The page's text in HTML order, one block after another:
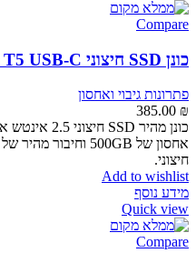
Compare
כונן SSD חיצוני Samsung 500GB T5 USB-C
פתרונות גיבוי ואחסון
385.00 ₪
חיצוני.
Add to wishlist
מידע נוסף
Quick view
Compare